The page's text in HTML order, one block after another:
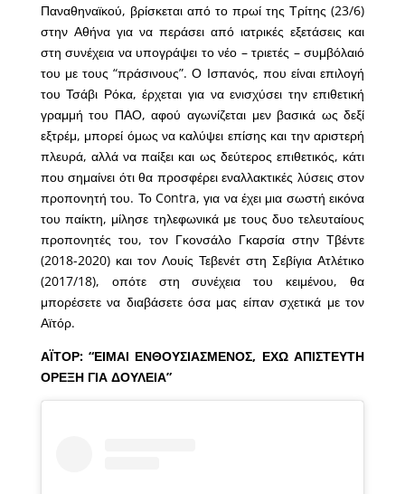
Παναθηναϊκού, βρίσκεται από το πρωί της Τρίτης (23/6)
στην Αθήνα για να περάσει από ιατρικές εξετάσεις και
στη συνέχεια να υπογράψει το νέο – τριετές – συμβόλαιό
του με τους “πράσινους”. Ο Ισπανός, που είναι επιλογή
του Τσάβι Ρόκα, έρχεται για να ενισχύσει την επιθετική
γραμμή του ΠΑΟ, αφού αγωνίζεται μεν βασικά ως δεξί
εξτρέμ, μπορεί όμως να καλύψει επίσης και την αριστερή
πλευρά, αλλά να παίξει και ως δεύτερος επιθετικός, κάτι
που σημαίνει ότι θα προσφέρει εναλλακτικές λύσεις στον
προπονητή του. Το Contra, για να έχει μια σωστή εικόνα
του παίκτη, μίλησε τηλεφωνικά με τους δυο τελευταίους
προπονητές του, τον Γκονσάλο Γκαρσία στην Τβέντε
(2018-2020) και τον Λουίς Τεβενέτ στη Σεβίγια Ατλέτικο
(2017/18), οπότε στη συνέχεια του κειμένου, θα
μπορέσετε να διαβάσετε όσα μας είπαν σχετικά με τον
Αϊτόρ.
ΑΪΤΟΡ: “ΕΙΜΑΙ ΕΝΘΟΥΣΙΑΣΜΕΝΟΣ, ΕΧΩ ΑΠΙΣΤΕΥΤΗ
ΟΡΕΞΗ ΓΙΑ ΔΟΥΛΕΙΑ”